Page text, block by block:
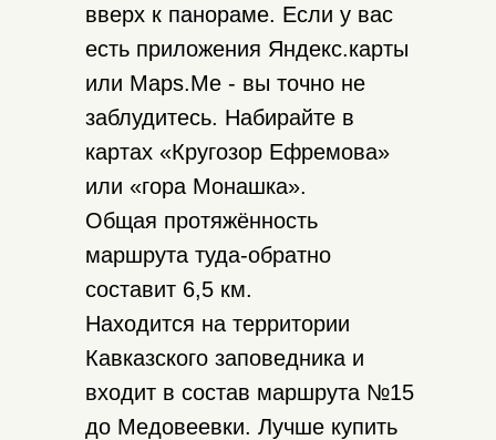
вверх к панораме. Если у вас
есть приложения Яндекс.карты
или Maps.Me - вы точно не
заблудитесь. Набирайте в
картах «Кругозор Ефремова»
или «гора Монашка».
Общая протяжённость
маршрута туда-обратно
составит 6,5 км.
Находится на территории
Кавказского заповедника и
входит в состав маршрута №15
до Медовеевки. Лучше купить